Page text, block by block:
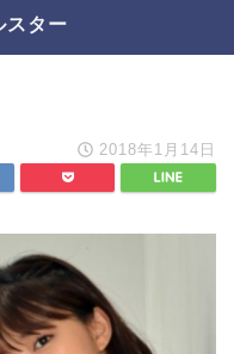
スター
2018年1月14日